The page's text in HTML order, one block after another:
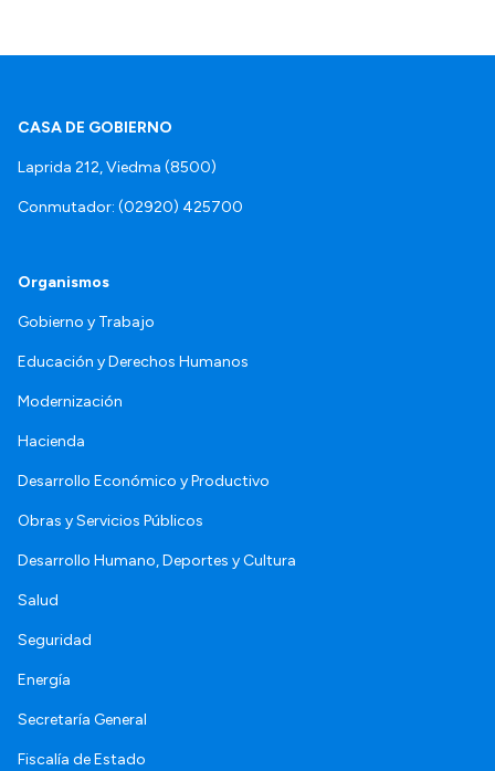
CASA DE GOBIERNO
Laprida 212, Viedma (8500)
Conmutador: (02920) 425700
Organismos
Gobierno y Trabajo
Educación y Derechos Humanos
Modernización
Hacienda
Desarrollo Económico y Productivo
Obras y Servicios Públicos
Desarrollo Humano, Deportes y Cultura
Salud
Seguridad
Energía
Secretaría General
Fiscalía de Estado